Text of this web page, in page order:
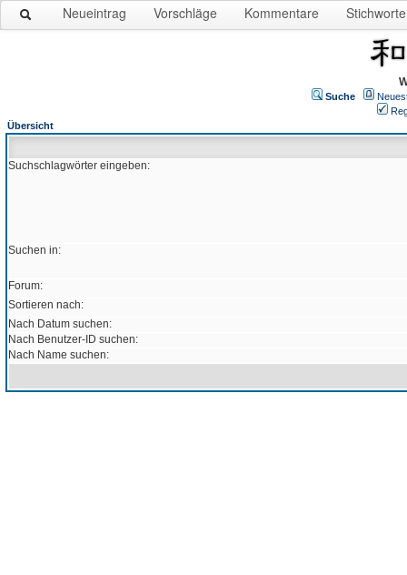
Neueintrag Vorschläge Kommentare Stichworte
Suche
Übersicht
Suchschlagwörter eingeben:
Suchen in:
Forum:
Sortieren nach:
Nach Datum suchen:
Nach Benutzer-ID suchen:
Nach Name suchen: